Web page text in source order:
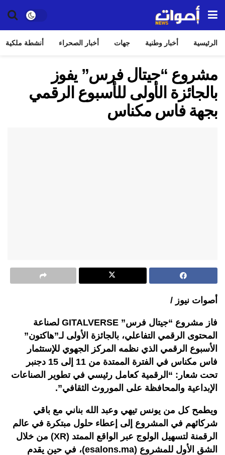
الرئيسية أخبار وطنية جهات أخبار الصحراء أنشطة ملكية
مشروع “جيتال فرس” يفوز
بالجائزة الأولى للأسبوع الرقمي
بجهة فاس مكناس
أصوات نيوز /
فاز مشروع “جيتال فرس” GITALVERSE لصناعة
المحتوى الرقمي التفاعلي، بالجائزة الأولى لـ”هاكتون”
الأسبوع الرقمي الذي نظمه المركز الجهوي للإستثمار
فاس مكناس في الفترة الممتدة من 11 إلى 15 دجنبر
تحت شعار: “الرقمية كعامل رئيسي في تطوير الصناعات
الإبداعية والمحافظة على الموروث الثقافي”.
ويطمح كل من يونس تيهي وعبد الله بناني مع باقي
شركائهم في المشروع إلى إعطاء حلول مبتكرة في عالم
الرقمنة لتسهيل الولوج عبر الواقع الممتد (XR) من خلال
الشق الأول للمشروع (esalons.ma)، في حين يقدم